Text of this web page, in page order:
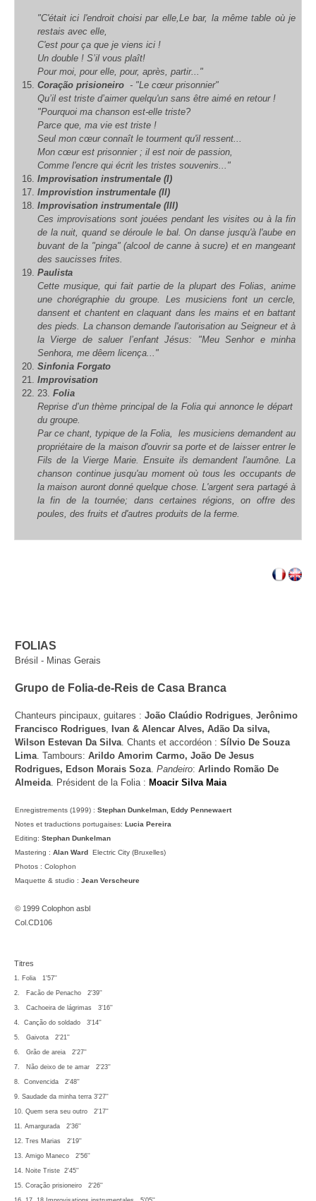
"C'était ici l'endroit choisi par elle, Le bar, la même table où je
restais avec elle,
C'est pour ça que je viens ici !
Un double ! S’il vous plaît!
Pour moi, pour elle, pour, après, partir..."
Coração prisioneiro - "Le cœur prisonnier"
Qu’il est triste d’aimer quelqu'un sans être aimé en retour !
"Pourquoi ma chanson est-elle triste?
Parce que, ma vie est triste !
Seul mon cœur connaît le tourment qu'il ressent...
Mon cœur est prisonnier ; il est noir de passion,
Comme l'encre qui écrit les tristes souvenirs..."
Improvisation instrumentale (I)
Improvistion instrumentale (II)
Improvisation instrumentale (III)
Ces improvisations sont jouées pendant les visites ou à la fin
de la nuit, quand se déroule le bal. On danse jusqu'à l'aube en
buvant de la "pinga" (alcool de canne à sucre) et en mangeant
des saucisses frites.
Paulista
Cette musique, qui fait partie de la plupart des Folias, anime
une chorégraphie du groupe. Les musiciens font un cercle,
dansent et chantent en claquant dans les mains et en battant
des pieds. La chanson demande l'autorisation au Seigneur et à
la Vierge de saluer l’enfant Jésus: "Meu Senhor e minha
Senhora, me dêem licença..."
Sinfonia Forgato
Improvisation
23. Folia
Reprise d’un thème principal de la Folia qui annonce le départ
du groupe.
Par ce chant, typique de la Folia, les musiciens demandent au
propriétaire de la maison d'ouvrir sa porte et de laisser entrer le
Fils de la Vierge Marie. Ensuite ils demandent l'aumône. La
chanson continue jusqu'au moment où tous les occupants de
la maison auront donné quelque chose. L'argent sera partagé à
la fin de la tournée; dans certaines régions, on offre des
poules, des fruits et d'autres produits de la ferme.
FOLIAS
Brésil - Minas Gerais
Grupo de Folia-de-Reis de Casa Branca
Chanteurs pincipaux, guitares : João Claúdio Rodrigues, Jerônimo
Francisco Rodrigues, Ivan & Alencar Alves, Adão Da silva,
Wilson Estevan Da Silva. Chants et accordéon : Sí lvio De Souza
Lima. Tambours: Arildo Amorim Carmo, João De Jesus
Rodrigues, Edson Morais Soza. Pandeiro: Arlindo Romão De
Almeida. Président de la Folia : Moacir Silva Maia
Enregistrements (1999) : Stephan Dunkelman, Eddy Pennewaert
Notes et traductions portugaises: Lucia Pereira
Editing: Stephan Dunkelman
Mastering : Alan Ward ­ Electric City (Bruxelles)
Photos : Colophon
Maquette & studio : Jean Verscheure
© 1999 Colophon asbl
Col.CD106
Titres
1. Folia 1'57''
2. Facão de Penacho 2'39''
3. Cachoeira de lágrimas 3'16''
4. Canção do soldado 3'14''
5. Gaivota 2'21''
6. Grão de areia 2'27''
7. Não deixo de te amar 2'23''
8. Convencida 2'48''
9. Saudade da minha terra 3'27''
10. Quem sera seu outro 2'17''
11. Amargurada 2'36''
12. Tres Marias 2'19''
13. Amigo Maneco 2'56''
14. Noite Triste 2'45''
15. Coração prisioneiro 2'26''